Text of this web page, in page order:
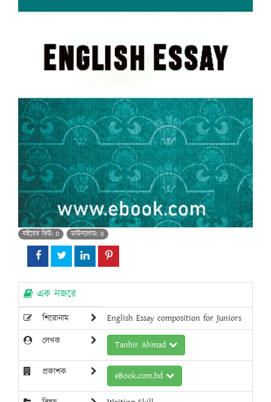
বইয়ের ভিউ: 0 ডাউনলোড: 0
এক নজরে
শিরোনাম
English Essay composition for Juniors
লেখক
Tanbir Ahmad
প্রকাশক eBook.com.bd